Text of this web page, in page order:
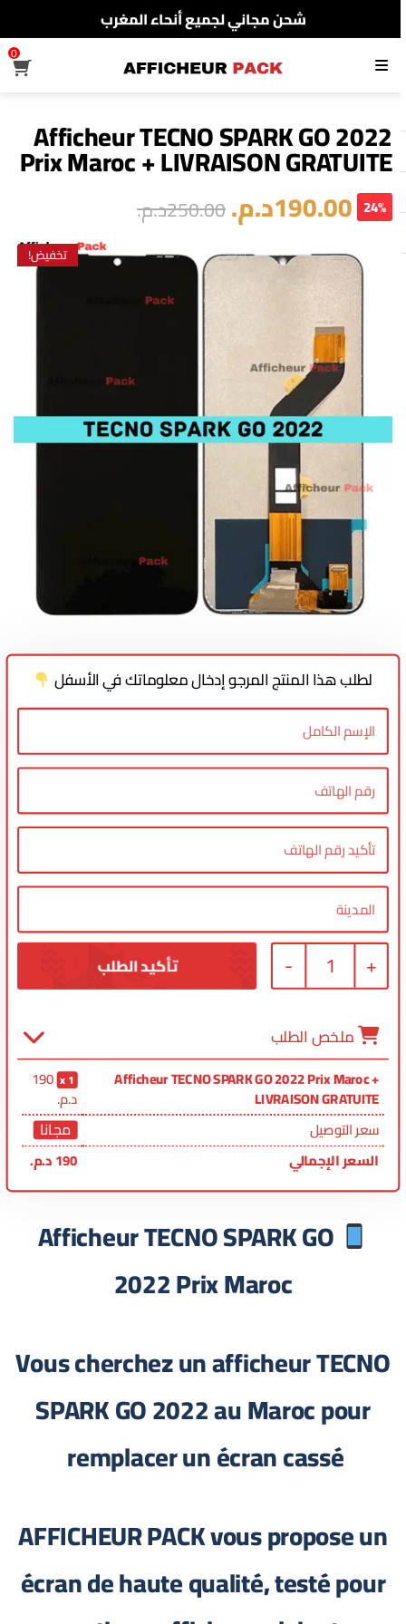
شحن مجاني لجميع أنحاء المغرب
شحن مجاني لجميع أنحاء المغرب
القائمة
0
Afficheur TECNO SPARK GO 2022
Prix Maroc + LIVRAISON GRATUITE
190.00د.م. 250.00د.م. 24%
تخفيض!
لطلب هذا المنتج المرجو إدخال معلوماتك في الأسفل
+
1
-
ملخص الطلب
Afficheur TECNO SPARK GO 2022 Prix Maroc +
LIVRAISON GRATUITE
1
190
د.م.
سعر التوصيل
مجانا
السعر الإجمالي 190د.م.
Afficheur TECNO SPARK GO
2022 Prix Maroc
Vous cherchez un afficheur TECNO
SPARK GO 2022 au Maroc pour
remplacer un écran cassé
AFFICHEUR PACK vous propose un
écran de haute qualité, testé pour